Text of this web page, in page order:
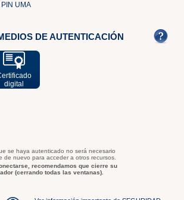
UMA
DE AUTENTICACIÓN
digital
se haya autenticado no será necesario
de nuevo para acceder a otros recursos.
recomendamos que cierre su
(cerrando todas las ventanas).